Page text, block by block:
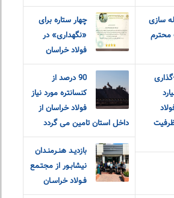
سازی
چهار ستاره برای
«نگهداری» در
فولاد خراسان
90 درصد از
کنسانتره مورد نیاز
فولاد خراسان از
داخل استان تامین می گردد
بازديـد هنـرمنـدان
نيشابـور از مجتـمع
فـولاد خراسـان